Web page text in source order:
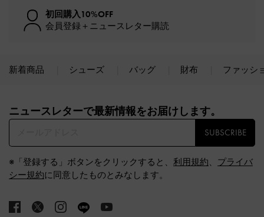
初回購入10%OFF
会員登録＋ニュースレター購読
新着商品 シューズ バッグ 財布 ファッシ
ニュースレターで最新情報をお届けします。​
SUBSCRIBE
※「登録する」ボタンをクリックすると、 利用規約、 プライバ
シー規約に同意したものとみなします。